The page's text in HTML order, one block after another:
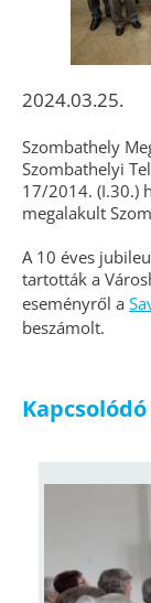
2024.03.25.
Szombathely
Szombathelyi
17/2014. (I.30.)
megalakult
A 10 éves
tartották a
eseményről a
beszámolt.